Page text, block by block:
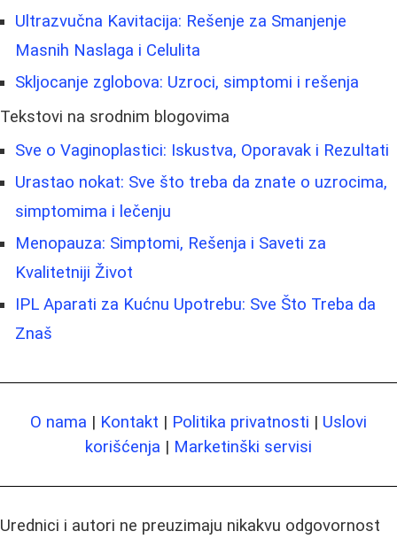
Ultrazvučna Kavitacija: Rešenje za Smanjenje
Masnih Naslaga i Celulita
Skljocanje zglobova: Uzroci, simptomi i rešenja
Tekstovi na srodnim blogovima
Sve o Vaginoplastici: Iskustva, Oporavak i Rezultati
Urastao nokat: Sve što treba da znate o uzrocima,
simptomima i lečenju
Menopauza: Simptomi, Rešenja i Saveti za
Kvalitetniji Život
IPL Aparati za Kućnu Upotrebu: Sve Što Treba da
Znaš
O nama | Kontakt | Politika privatnosti | Uslovi
korišćenja | Marketinški servisi
Urednici i autori ne preuzimaju nikakvu odgovornost